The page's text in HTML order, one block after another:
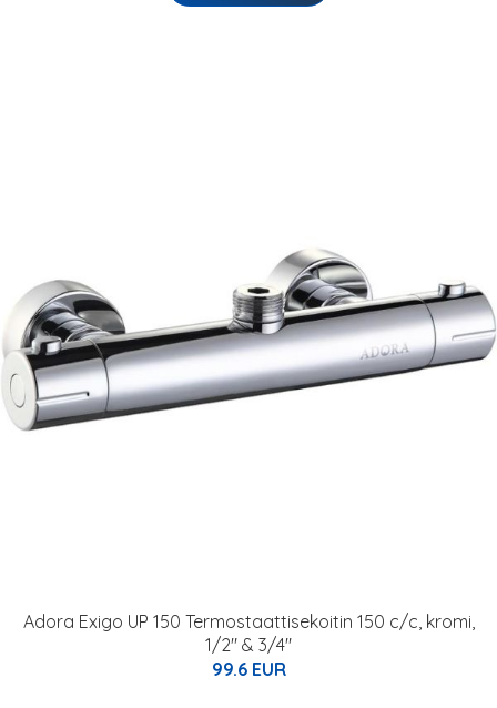
Adora Exigo UP 150 Termostaattisekoitin 150 c/c, kromi,
1/2" & 3/4"
99.6 EUR